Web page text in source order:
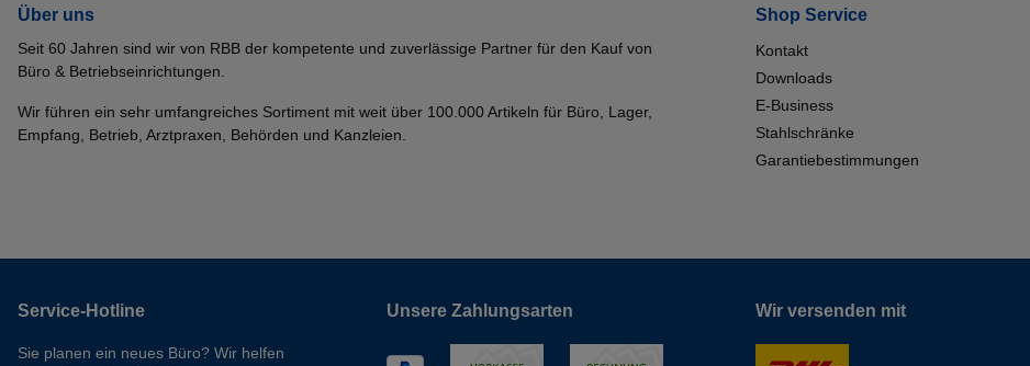
Über uns
Seit 60 Jahren sind wir von RBB der kompetente und zuverlässige Partner für den Kauf von
Büro & Betriebseinrichtungen.
Wir führen ein sehr umfangreiches Sortiment mit weit über 100.000 Artikeln für Büro, Lager,
Empfang, Betrieb, Arztpraxen, Behörden und Kanzleien.
Shop Service
Kontakt
Downloads
E-Business
Stahlschränke
Garantiebestimmungen
Service-Hotline
Sie planen ein neues Büro? Wir helfen
Unsere Zahlungsarten Wir versenden mit